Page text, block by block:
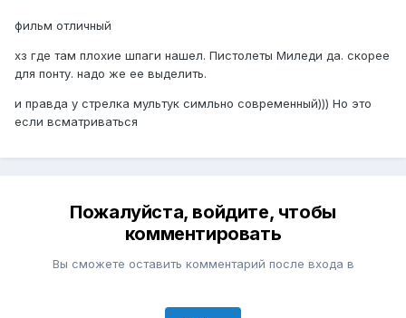
фильм отличный
хз где там плохие шпаги нашел. Пистолеты Миледи да. скорее
для понту. надо же ее выделить.
и правда у стрелка мультук симльно современный))) Но это
если всматриваться
Пожалуйста, войдите, чтобы
комментировать
Вы сможете оставить комментарий после входа в